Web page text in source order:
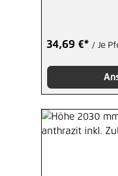
34,69 €* / Je